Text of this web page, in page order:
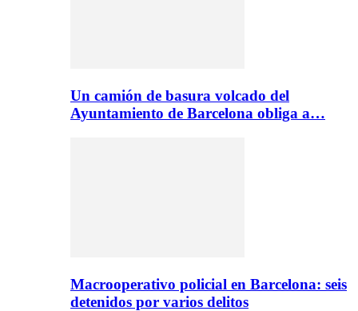
Un camión de basura volcado del
Ayuntamiento de Barcelona obliga a…
Macrooperativo policial en Barcelona: seis
detenidos por varios delitos